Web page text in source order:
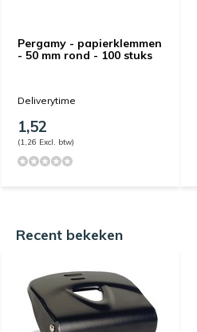
Pergamy - papierklemmen
- 50 mm rond - 100 stuks
Deliverytime
1,52
(1,26 Excl. btw)
Recent bekeken